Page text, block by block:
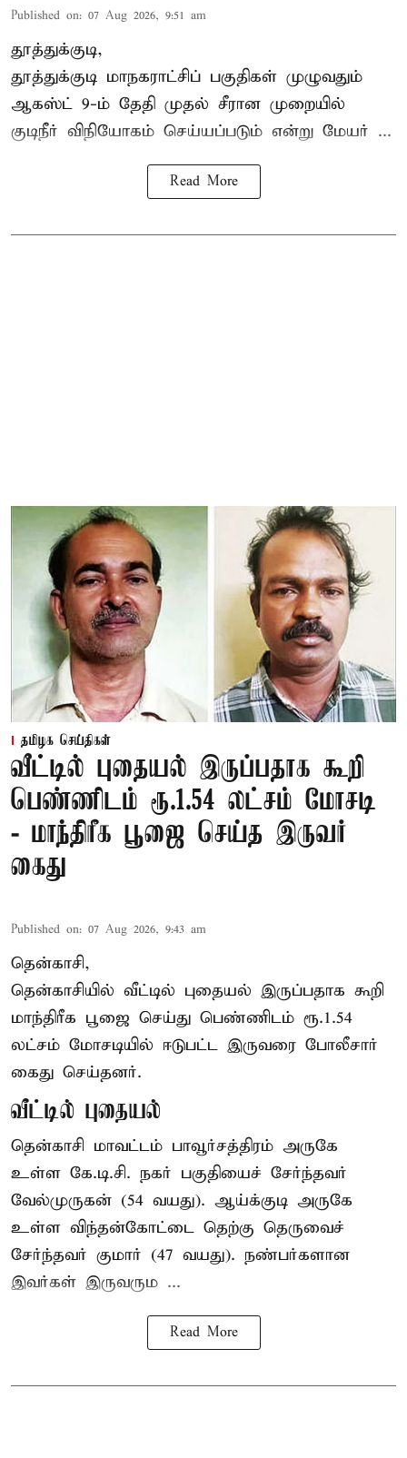
Published on: 07 Aug 2026, 9:51 am
தூத்துக்குடி,
தூத்துக்குடி மாநகராட்சிப் பகுதிகள் முழுவதும்
ஆகஸ்ட் 9-ம் தேதி முதல் சீரான முறையில்
குடிநீர் விநியோகம் செய்யப்படும் என்று மேயர் ...
Read More
தமிழக செய்திகள்
வீட்டில் புதையல் இருப்பதாக கூறி
பெண்ணிடம் ரூ.1.54 லட்சம் மோசடி
- மாந்திரீக பூஜை செய்த இருவர்
கைது
Published on: 07 Aug 2026, 9:43 am
தென்காசி,
தென்காசியில் வீட்டில் புதையல் இருப்பதாக கூறி
மாந்திரீக பூஜை செய்து பெண்ணிடம் ரூ.1.54
லட்சம் மோசடியில் ஈடுபட்ட இருவரை போலீசார்
கைது செய்தனர்.
வீட்டில் புதையல்
தென்காசி மாவட்டம் பாவூர்சத்திரம் அருகே
உள்ள கே.டி.சி. நகர் பகுதியைச் சேர்ந்தவர்
வேல்முருகன் (54 வயது). ஆய்க்குடி அருகே
உள்ள விந்தன்கோட்டை தெற்கு தெருவைச்
சேர்ந்தவர் குமார் (47 வயது). நண்பர்களான
இவர்கள் இருவரும ...
Read More